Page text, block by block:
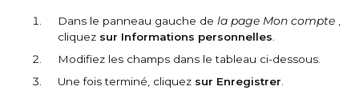
Dans le panneau gauche de la page Mon compte
cliquez sur Informations personnelles
Modifiez les champs dans le tableau ci-dessous.
Une fois terminé, cliquez sur Enregistrer